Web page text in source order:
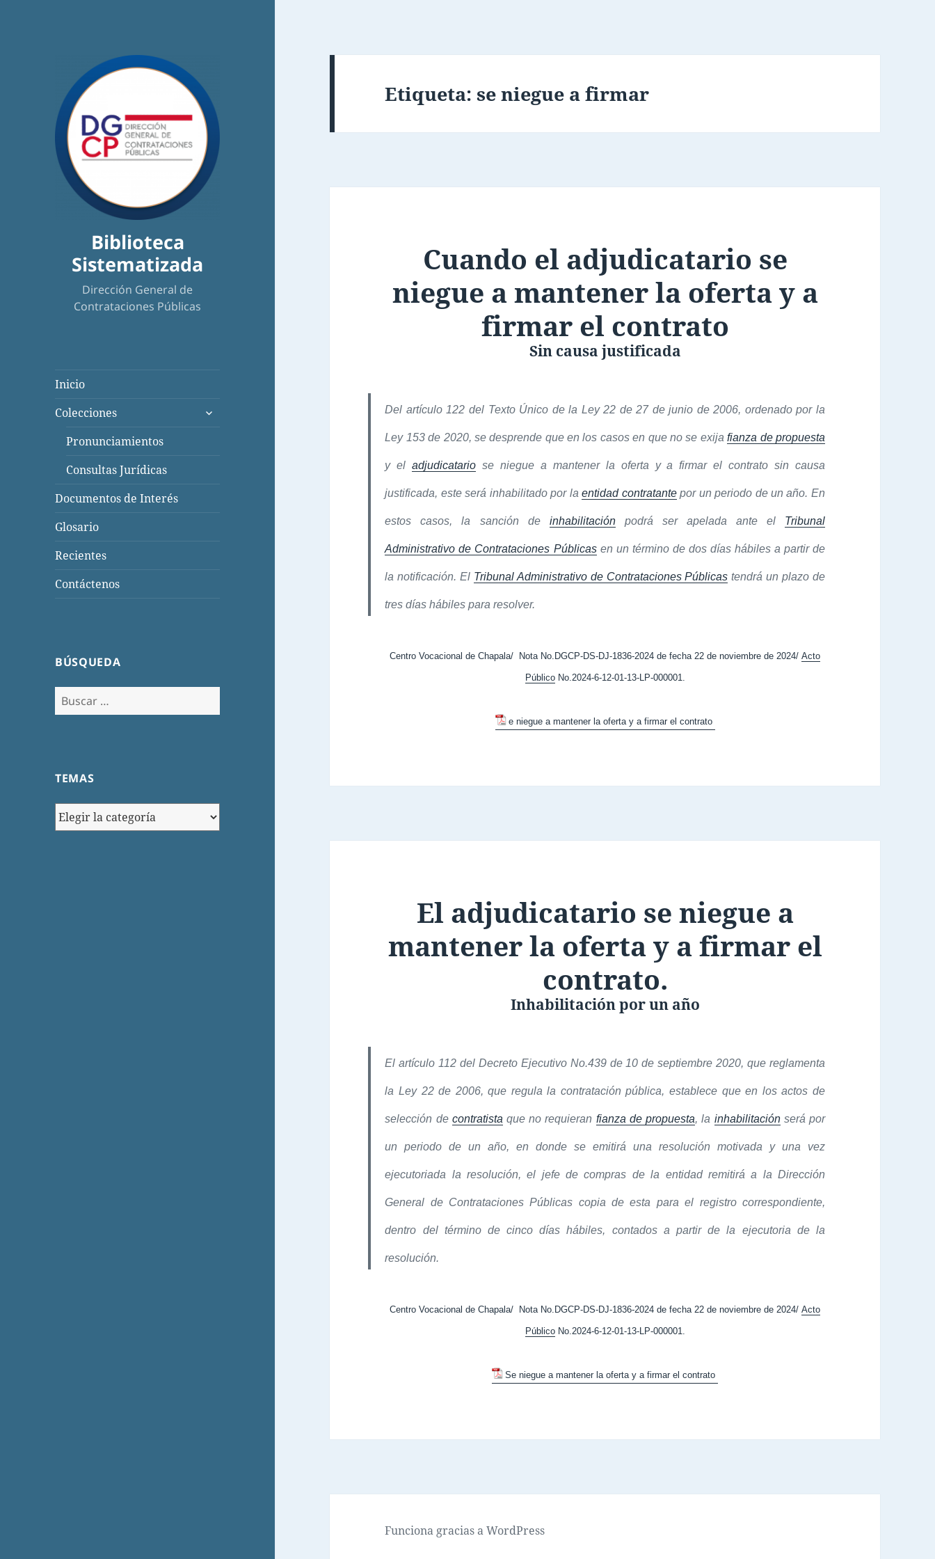
Biblioteca
Sistematizada
Dirección General de
Contrataciones Públicas
Inicio
Colecciones
expande
Pronunciamientos
Consultas Jurídicas
Documentos de Interés
Glosario
Recientes
Contáctenos
BÚSQUEDA
Buscar:
TEMAS
TEMAS
Etiqueta:se niegue a firmar
Cuando el adjudicatario se
niegue a mantener la oferta y a
firmar el contrato
Sin causa justificada
Del artículo 122 del Texto Único de la Ley 22 de 27 de junio de 2006, ordenado por la
Ley 153 de 2020, se desprende que en los casos en que no se exijafianza de propuesta
y eladjudicatario se niegue a mantener la oferta y a firmar el contrato sin causa
justificada, este será inhabilitado por laentidad contratantepor un periodo de un año. En
estos casos, la sanción de inhabilitaciónpodrá ser apelada ante el Tribunal
Administrativo de Contrataciones Públicasen un término de dos días hábiles a partir de
la notificación. El Tribunal Administrativo de Contrataciones Públicas tendrá un plazo de
tres días hábiles para resolver.
Centro Vocacional de Chapala/ Nota No.DGCP-DS-DJ-1836-2024 de fecha 22 de noviembre de 2024/Acto
PúblicoNo.2024-6-12-01-13-LP-000001.
e niegue a mantener la oferta y a firmar el contrato
El adjudicatario se niegue a
mantener la oferta y a firmar el
contrato.
Inhabilitación por un año
El artículo 112 del Decreto Ejecutivo No.439 de 10 de septiembre 2020, que reglamenta
la Ley 22 de 2006, que regula la contratación pública, establece que en los actos de
selección de contratista que no requieran fianza de propuesta, la inhabilitaciónserá por
un periodo de un año, en donde se emitirá una resolución motivada y una vez
ejecutoriada la resolución, el jefe de compras de la entidad remitirá a la Dirección
General de Contrataciones Públicas copia de esta para el registro correspondiente,
dentro del término de cinco días hábiles, contados a partir de la ejecutoria de la
resolución.
Centro Vocacional de Chapala/ Nota No.DGCP-DS-DJ-1836-2024 de fecha 22 de noviembre de 2024/Acto
PúblicoNo.2024-6-12-01-13-LP-000001.
Se niegue a mantener la oferta y a firmar el contrato
Funciona gracias a WordPress